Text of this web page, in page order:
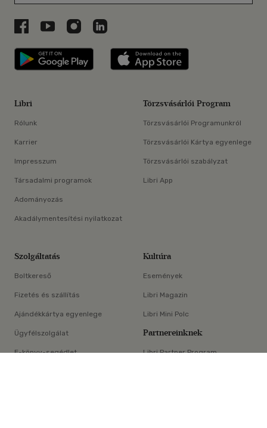
×
Libri a Facebookon
Libri a Youtube-on
Libri az Instagramon
Libri a LinkedInen
Libri applikáció Szerezd meg: Google
Libri
Rólunk
Karrier
Impresszum
Társadalmi programok
Adományozás
Akadálymentesítési nyilatkozat
Törzsvásárlói Program
Törzsvásárlói Programunkról
Törzsvásárlói Kártya egyenlege
Törzsvásárlói szabályzat
Libri App
Szolgáltatás
Boltkereső
Fizetés és szállítás
Ajándékkártya egyenlege
Ügyfélszolgálat
E-könyv-segédlet
Kultúra
Események
Libri Magazin
Libri Mini Polc
Partnereinknek
Libri Partner Program